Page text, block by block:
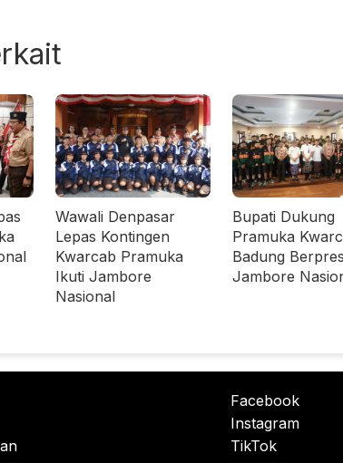
Wawali Denpasar
Lepas Kontingen
Kwarcab Pramuka
Ikuti Jambore
Nasional
Bupati Dukung
Pramuka
Badung
Jambore
Facebook
Instagram
TikTok